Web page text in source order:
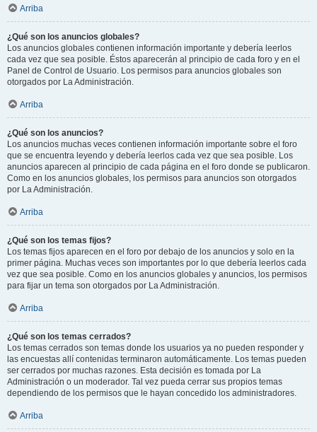
Arriba
¿Qué son los anuncios globales?
Los anuncios globales contienen información importante y debería leerlos
cada vez que sea posible. Éstos aparecerán al principio de cada foro y en el
Panel de Control de Usuario. Los permisos para anuncios globales son
otorgados por La Administración.
Arriba
¿Qué son los anuncios?
Los anuncios muchas veces contienen información importante sobre el foro
que se encuentra leyendo y debería leerlos cada vez que sea posible. Los
anuncios aparecen al principio de cada página en el foro donde se publicaron.
Como en los anuncios globales, los permisos para anuncios son otorgados
por La Administración.
Arriba
¿Qué son los temas fijos?
Los temas fijos aparecen en el foro por debajo de los anuncios y solo en la
primer página. Muchas veces son importantes por lo que debería leerlos cada
vez que sea posible. Como en los anuncios globales y anuncios, los permisos
para fijar un tema son otorgados por La Administración.
Arriba
¿Qué son los temas cerrados?
Los temas cerrados son temas donde los usuarios ya no pueden responder y
las encuestas allí contenidas terminaron automáticamente. Los temas pueden
ser cerrados por muchas razones. Esta decisión es tomada por La
Administración o un moderador. Tal vez pueda cerrar sus propios temas
dependiendo de los permisos que le hayan concedido los administradores.
Arriba